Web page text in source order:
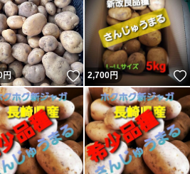
！
円 いいね！
2,700円